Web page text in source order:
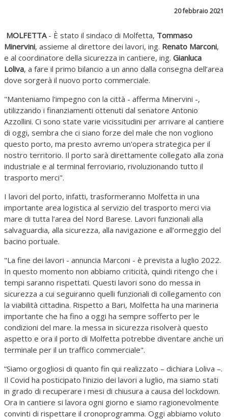
20 febbraio 2021
MOLFETTA- È stato il sindaco di Molfetta, Tommaso
Minervini, assieme al direttore dei lavori, ing. Renato Marconi,
e al coordinatore della sicurezza in cantiere, ing. Gianluca
Loliva, a fare il primo bilancio a un anno dalla consegna dell’area
dove sorgerà il nuovo porto commerciale.
"Manteniamo l'impegno con la città - afferma Minervini -,
utilizzando i finanziamenti ottenuti dal senatore Antonio
Azzollini. Ci sono state varie vicissitudini per arrivare al cantiere
di oggi, sembra che ci siano forze del male che non vogliono
questo porto, ma presto avremo un'opera strategica per il
nostro territorio. Il porto sarà direttamente collegato alla zona
industriale e al terminal ferroviario, rivoluzionando tutto il
trasporto merci".
I lavori del porto, infatti, trasformeranno Molfetta in una
importante area logistica al servizio del trasporto merci via
mare di tutta l’area del Nord Barese. Lavori funzionali alla
salvaguardia, alla sicurezza, alla navigazione e all’ormeggio del
bacino portuale.
"La fine dei lavori - annuncia Marconi - è prevista a luglio 2022.
In questo momento non abbiamo criticità, quindi ritengo che i
tempi saranno rispettati. Questi lavori sono do messa in
sicurezza a cui seguiranno quelli funzionali di collegamento con
la viabilità cittadina. Rispetto a Bari, Molfetta ha una marineria
importante che ha fino a oggi ha sempre sofferto per le
condizioni del mare. la messa in sicurezza risolverà questo
aspetto e ora il porto di Molfetta potrebbe diventare anche un
terminale per il un traffico commerciale".
“Siamo orgogliosi di quanto fin qui realizzato – dichiara Loliva –.
Il Covid ha posticipato l’inizio dei lavori a luglio, ma siamo stati
in grado di recuperare i mesi di chiusura a causa del lockdown.
Ora in cantiere si lavora ogni giorno e siamo ragionevolmente
convinti di rispettare il cronoprogramma. Oggi abbiamo voluto